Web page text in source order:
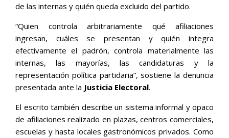
de las internas y quién queda excluido del partido.
“Quien controla arbitrariamente qué afiliaciones
ingresan, cuáles se presentan y quién integra
efectivamente el padrón, controla materialmente las
internas, las mayorías, las candidaturas y la
representación política partidaria”, sostiene la denuncia
presentada ante la Justicia Electoral.
El escrito también describe un sistema informal y opaco
de afiliaciones realizado en plazas, centros comerciales,
escuelas y hasta locales gastronómicos privados. Como